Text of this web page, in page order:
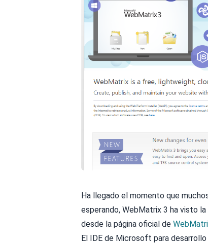
Ha llegado el momento que
esperando, WebMatrix 3 ha visto
desde la página oficial de
El IDE de Microsoft para